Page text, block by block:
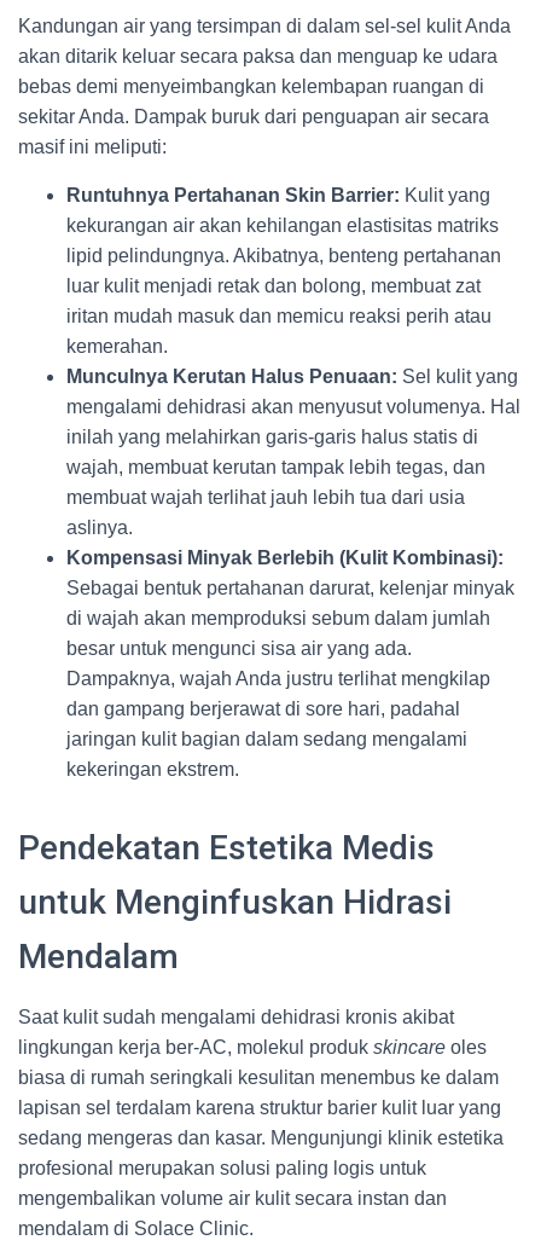
Kandungan air yang tersimpan di dalam sel-sel kulit Anda
akan ditarik keluar secara paksa dan menguap ke udara
bebas demi menyeimbangkan kelembapan ruangan di
sekitar Anda. Dampak buruk dari penguapan air secara
masif ini meliputi:
Runtuhnya Pertahanan Skin Barrier: Kulit yang
kekurangan air akan kehilangan elastisitas matriks
lipid pelindungnya. Akibatnya, benteng pertahanan
luar kulit menjadi retak dan bolong, membuat zat
iritan mudah masuk dan memicu reaksi perih atau
kemerahan.
Munculnya Kerutan Halus Penuaan: Sel kulit yang
mengalami dehidrasi akan menyusut volumenya. Hal
inilah yang melahirkan garis-garis halus statis di
wajah, membuat kerutan tampak lebih tegas, dan
membuat wajah terlihat jauh lebih tua dari usia
aslinya.
Kompensasi Minyak Berlebih (Kulit Kombinasi):
Sebagai bentuk pertahanan darurat, kelenjar minyak
di wajah akan memproduksi sebum dalam jumlah
besar untuk mengunci sisa air yang ada.
Dampaknya, wajah Anda justru terlihat mengkilap
dan gampang berjerawat di sore hari, padahal
jaringan kulit bagian dalam sedang mengalami
kekeringan ekstrem.
Pendekatan Estetika Medis
untuk Menginfuskan Hidrasi
Mendalam
Saat kulit sudah mengalami dehidrasi kronis akibat
lingkungan kerja ber-AC, molekul produk skincare oles
biasa di rumah seringkali kesulitan menembus ke dalam
lapisan sel terdalam karena struktur barier kulit luar yang
sedang mengeras dan kasar. Mengunjungi klinik estetika
profesional merupakan solusi paling logis untuk
mengembalikan volume air kulit secara instan dan
mendalam di Solace Clinic.